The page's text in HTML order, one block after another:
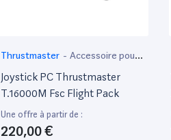
Thrustmaster - Accessoire pour
ordinateur portable
Joystick PC Thrustmaster
T.16000M Fsc Flight Pack
Une offre à partir de :
220,00 €